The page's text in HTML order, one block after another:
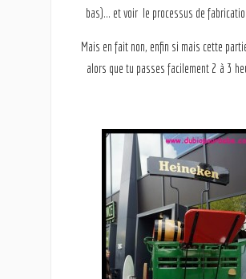
bas)… et voir le processus de
Mais en fait non, enfin si mais cette
alors que tu passes facilement 2 à 3